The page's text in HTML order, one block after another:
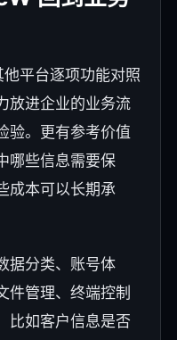
平台逐项功能对照
放进企业的业务流
验。更有参考价值
哪些信息需要保
成本可以长期承
据分类、账号体
件管理、终端控制
比如客户信息是否